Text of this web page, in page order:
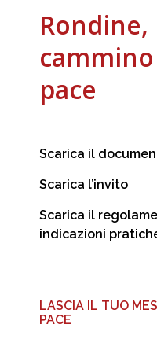
Rondine,
pace
Scarica il
Scarica l’invito
Scarica il
indicazioni
LASCIA IL TUO
PACE